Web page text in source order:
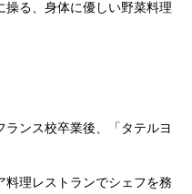
操る、身体に優しい野菜料理
ランス校卒業後、「タテルヨ
料理レストランでシェフを務